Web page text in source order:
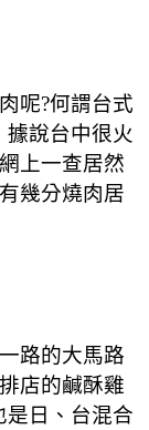
呢?何謂台式
據說台中很火
上一查居然
幾分燒肉居
路的大馬路
店的鹹酥雞
是日、台混合